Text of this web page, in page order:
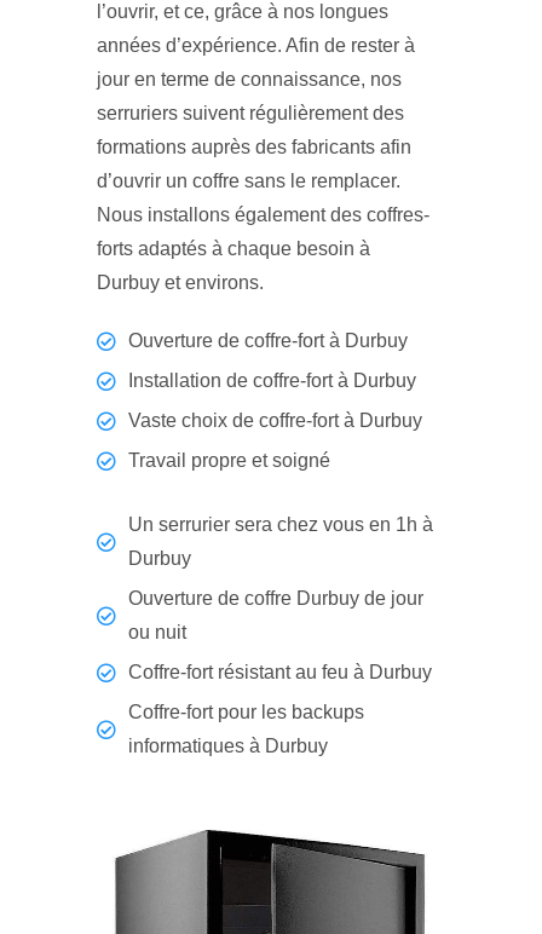
l’ouvrir, et ce, grâce à nos longues
années d’expérience. Afin de rester à
jour en terme de connaissance, nos
serruriers suivent régulièrement des
formations auprès des fabricants afin
d’ouvrir un coffre sans le remplacer.
Nous installons également des coffres-
forts adaptés à chaque besoin à
Durbuy et environs.
Ouverture de coffre-fort à Durbuy
Installation de coffre-fort à Durbuy
Vaste choix de coffre-fort à Durbuy
Travail propre et soigné
Un serrurier sera chez vous en 1h à
Durbuy
Ouverture de coffre Durbuy de jour
ou nuit
Coffre-fort résistant au feu à Durbuy
Coffre-fort pour les backups
informatiques à Durbuy